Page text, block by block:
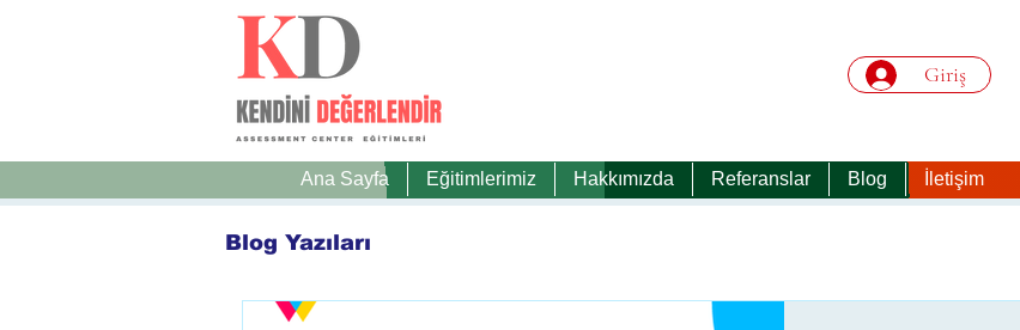
Giriş
Ana Sayfa Eğitimlerimiz Hakkımızda Referanslar Blog İletişim
Blog Yazıları